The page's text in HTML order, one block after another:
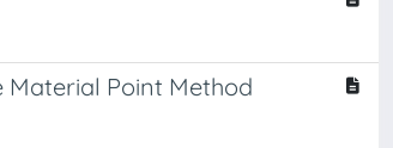
Point Method